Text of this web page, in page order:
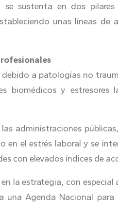
sustenta en dos
unas líneas de
a patologías no
y estresores
administraciones
el estrés laboral y se
con elevados índices de
la estrategia, con
Agenda Nacional para